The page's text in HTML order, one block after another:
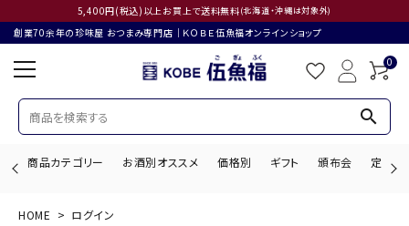
5,400円(税込)以上お買上で送料無料(北海道・沖縄は対象外)
創業70余年の珍味屋 おつまみ専門店│ＫＯＢＥ伍魚福オンラインショップ
0
search
商品カテゴリー お酒別オススメ 価格別 ギフト 頒布会 定期購
HOME ログイン